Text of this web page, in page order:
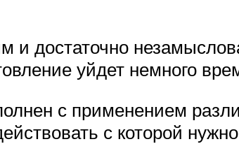
и достаточно
уйдет немного
с применением
с которой